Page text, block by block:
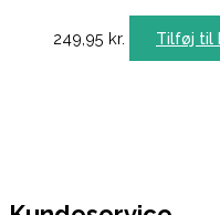
249,95 kr. Tilføj til